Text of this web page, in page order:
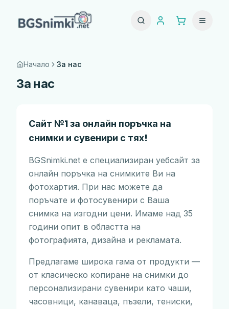
Начало За нас
За нас
Сайт №1 за онлайн поръчка на
снимки и сувенири с тях!
BGSnimki.net е специализиран уебсайт за
онлайн поръчка на снимките Ви на
фотохартия. При нас можете да
поръчате и фотосувенири с Ваша
снимка на изгодни цени. Имаме над 35
години опит в областта на
фотографията, дизайна и рекламата.
Предлагаме широка гама от продукти —
от класическо копиране на снимки до
персонализирани сувенири като чаши,
часовници, канаваца, пъзели, тениски,